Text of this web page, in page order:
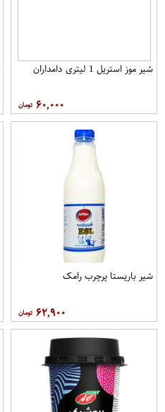
شیر موز استریل 1 لیتری دامداران
۶۰,۰۰۰
شیر باریستا پرچرب رامک
۶۲,۹۰۰